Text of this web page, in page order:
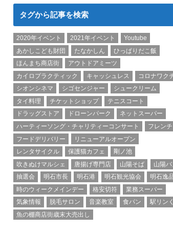
タグから記事を検索
2020年イベント 2021年イベント
Youtube
あかしこども財団
たなかしん
ひっぱりだこ飯
ほんまち商店街
アウトドアミーツ
カイロプラクティック
キャッシュレス
コロナワク
シオンシネマ
シゴセンジャー
シュークリーム
タイ料理
チケットショップ
テニスコート
ドラッグストア
ドローンパーク
ネットスーパー
ハーティーソング・チャリティーコンサート
フレンチ
フードデリバリー
リニューアルオープン
レンタサイクル
保護猫カフェ
剛ノ池
吹きぬけマルシェ
唐揚げ専門店 山陽そば
山陽バ
抽選会
明石市長 明石港 明石観光協会
明石逸
時のウィークメインデー
格安切符
業務スーパー
気象情報
脱毛サロン 音楽教室 食パン
駅リン
魚の棚商店街歳末大売出し